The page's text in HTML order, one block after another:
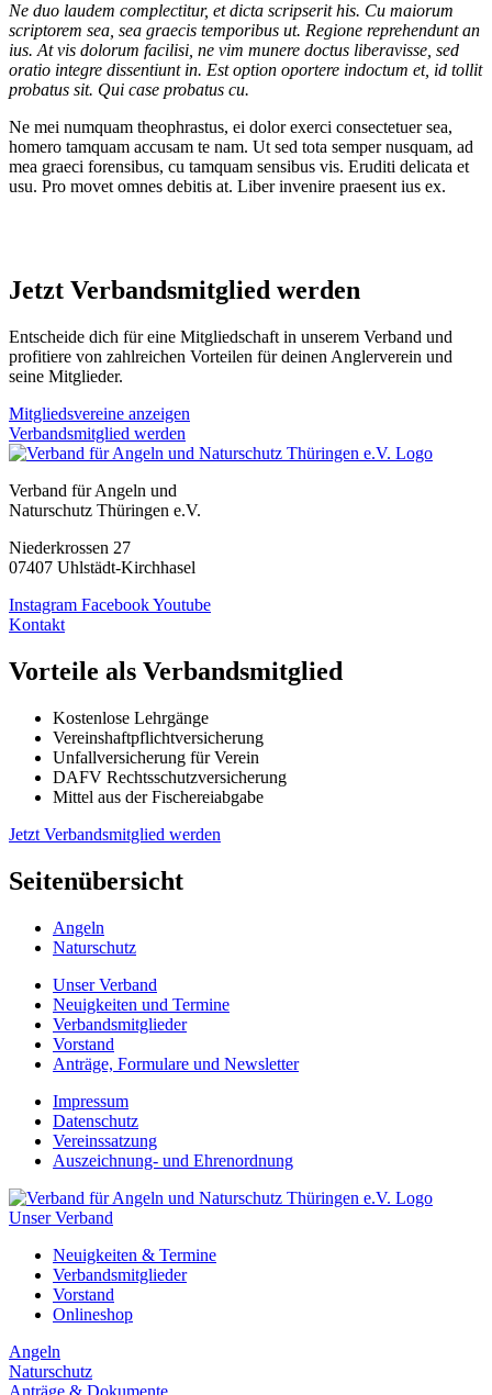
Ne duo laudem complectitur, et dicta scripserit his. Cu maiorum
scriptorem sea, sea graecis temporibus ut. Regione reprehendunt an
ius. At vis dolorum facilisi, ne vim munere doctus liberavisse, sed
oratio integre dissentiunt in. Est option oportere indoctum et, id tollit
probatus sit. Qui case probatus cu.
Ne mei numquam theophrastus, ei dolor exerci consectetuer sea,
homero tamquam accusam te nam. Ut sed tota semper nusquam, ad
mea graeci forensibus, cu tamquam sensibus vis. Eruditi delicata et
usu. Pro movet omnes debitis at. Liber invenire praesent ius ex.
Jetzt Verbandsmitglied werden
Entscheide dich für eine Mitgliedschaft in unserem Verband und
profitiere von zahlreichen Vorteilen für deinen Anglerverein und
seine Mitglieder.
Mitgliedsvereine anzeigen
Verbandsmitglied werden
Verband für Angeln und
Naturschutz Thüringen e.V.
Niederkrossen 27
07407 Uhlstädt-Kirchhasel
Instagram FacebookYoutube
Kontakt
Vorteile als Verbandsmitglied
Kostenlose Lehrgänge
Vereinshaftpflichtversicherung
Unfallversicherung für Verein
DAFV Rechtsschutzversicherung
Mittel aus der Fischereiabgabe
Jetzt Verbandsmitglied werden
Seitenübersicht
Angeln
Naturschutz
Unser Verband
Neuigkeiten und Termine
Verbandsmitglieder
Vorstand
Anträge, Formulare und Newsletter
Impressum
Datenschutz
Vereinssatzung
Auszeichnung- und Ehrenordnung
Unser Verband
Neuigkeiten & Termine
Verbandsmitglieder
Vorstand
Onlineshop
Angeln
Naturschutz
Anträge & Dokumente